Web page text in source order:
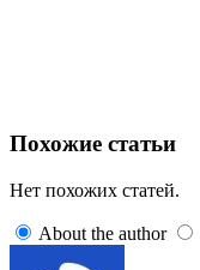
Похожие статьи
Нет похожих статей.
About the author